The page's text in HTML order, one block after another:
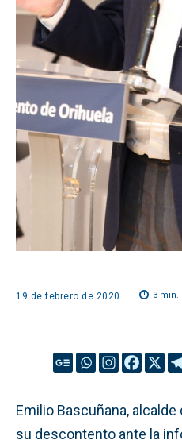
19 de febrero de 2020 3min.
Emilio Bascuñana,
su descontento ante la